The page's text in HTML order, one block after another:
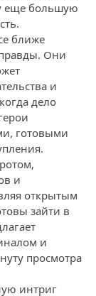
еще большую
ближе
Они
и
дело
готовыми
и
открытым
зайти в
и
просмотра
интриг